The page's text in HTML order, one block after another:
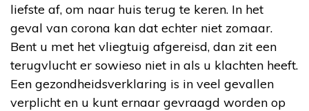
liefste af, om naar huis terug te keren. In het
geval van corona kan dat echter niet zomaar.
Bent u met het vliegtuig afgereisd, dan zit een
terugvlucht er sowieso niet in als u klachten heeft.
Een gezondheidsverklaring is in veel gevallen
verplicht en u kunt ernaar gevraagd worden op